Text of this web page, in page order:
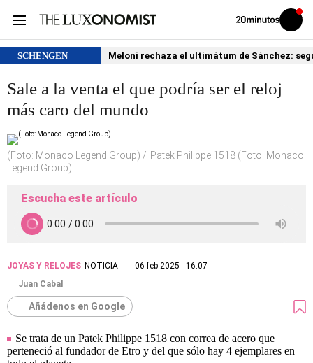
Volver
Iniciar
sesión
SCHENGEN Meloni rechaza el ultimátum de Sánchez:
Sale a la venta el que podría ser el reloj
más caro del mundo
(Foto: Monaco Legend Group)
Patek Philippe 1518 (Foto: Monaco
Legend Group)
Escucha este artículo
JOYAS Y RELOJES NOTICIA
06 feb 2025 - 16:07
Juan Cabal
Añádenos en Google
Se trata de un Patek Philippe 1518 con correa de acero que
perteneció al fundador de Etro y del que sólo hay 4 ejemplares en